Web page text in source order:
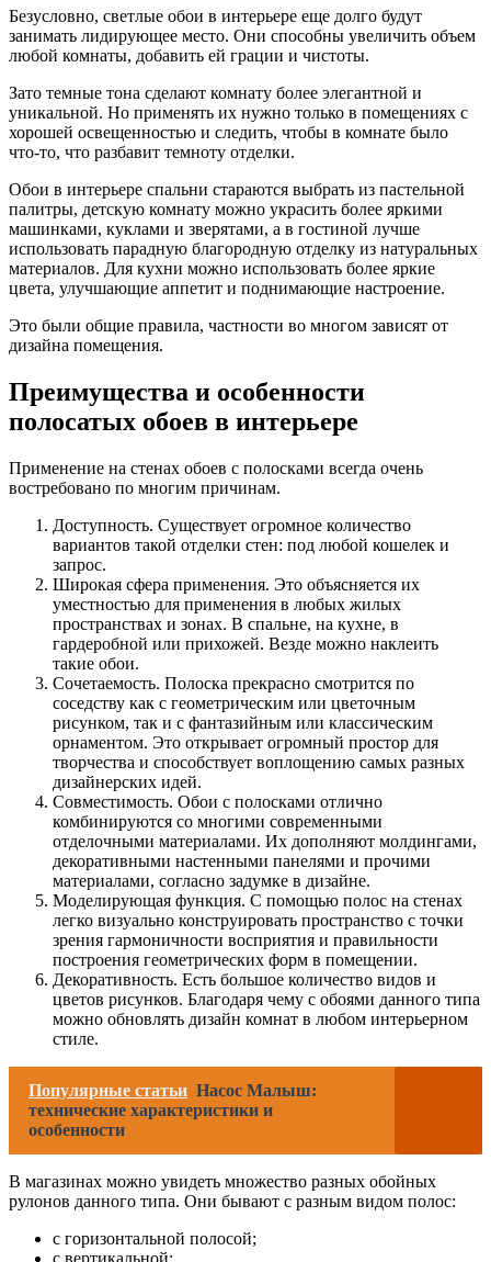
Безусловно, светлые обои в интерьере еще долго будут
занимать лидирующее место. Они способны увеличить объем
любой комнаты, добавить ей грации и чистоты.
Зато темные тона сделают комнату более элегантной и
уникальной. Но применять их нужно только в помещениях с
хорошей освещенностью и следить, чтобы в комнате было
что-то, что разбавит темноту отделки.
Обои в интерьере спальни стараются выбрать из пастельной
палитры, детскую комнату можно украсить более яркими
машинками, куклами и зверятами, а в гостиной лучше
использовать парадную благородную отделку из натуральных
материалов. Для кухни можно использовать более яркие
цвета, улучшающие аппетит и поднимающие настроение.
Это были общие правила, частности во многом зависят от
дизайна помещения.
Преимущества и особенности
полосатых обоев в интерьере
Применение на стенах обоев с полосками всегда очень
востребовано по многим причинам.
Доступность. Существует огромное количество
вариантов такой отделки стен: под любой кошелек и
запрос.
Широкая сфера применения. Это объясняется их
уместностью для применения в любых жилых
пространствах и зонах. В спальне, на кухне, в
гардеробной или прихожей. Везде можно наклеить
такие обои.
Сочетаемость. Полоска прекрасно смотрится по
соседству как с геометрическим или цветочным
рисунком, так и с фантазийным или классическим
орнаментом. Это открывает огромный простор для
творчества и способствует воплощению самых разных
дизайнерских идей.
Совместимость. Обои с полосками отлично
комбинируются со многими современными
отделочными материалами. Их дополняют молдингами,
декоративными настенными панелями и прочими
материалами, согласно задумке в дизайне.
Моделирующая функция. С помощью полос на стенах
легко визуально конструировать пространство с точки
зрения гармоничности восприятия и правильности
построения геометрических форм в помещении.
Декоративность. Есть большое количество видов и
цветов рисунков. Благодаря чему с обоями данного типа
можно обновлять дизайн комнат в любом интерьерном
стиле.
Популярные статьи Насос Малыш:
технические характеристики и
особенности
В магазинах можно увидеть множество разных обойных
рулонов данного типа. Они бывают с разным видом полос:
с горизонтальной полосой;
с вертикальной;